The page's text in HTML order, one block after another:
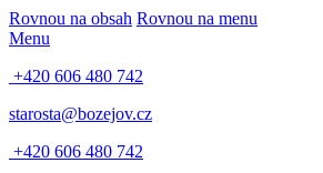
Rovnou na obsah Rovnou na menu
Menu
+420 606 480 742
starosta@bozejov.cz
+420 606 480 742